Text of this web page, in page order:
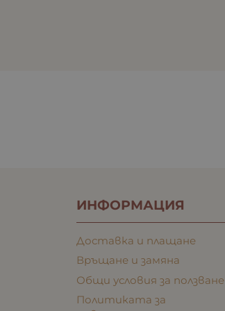
ИНФОРМАЦИЯ
Доставка и плащане
Връщане и замяна
Общи условия за ползване
Политиката за